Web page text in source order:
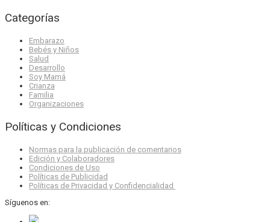
Categorías
Embarazo
Bebés y Niños
Salud
Desarrollo
Soy Mamá
Crianza
Familia
Organizaciones
Políticas y Condiciones
Normas para la publicación de comentarios
Edición y Colaboradores
Condiciones de Uso
Políticas de Publicidad
Políticas de Privacidad y Confidencialidad
Síguenos en: